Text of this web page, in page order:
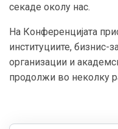
секаде околу нас.
На Конференцијата
институциите, бизнис-
организации и
продолжи во неколку